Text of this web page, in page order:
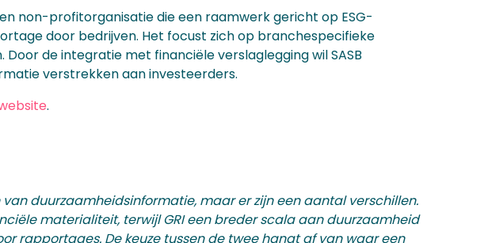
non-profitorganisatie die een raamwerk gericht op ESG-
door bedrijven. Het focust zich op branchespecifieke
de integratie met financiële verslaglegging wil SASB
verstrekken aan investeerders.
.
duurzaamheidsinformatie, maar er zijn een aantal verschillen.
materialiteit, terwijl GRI een breder scala aan duurzaamheid
rapportages. De keuze tussen de twee hangt af van waar een